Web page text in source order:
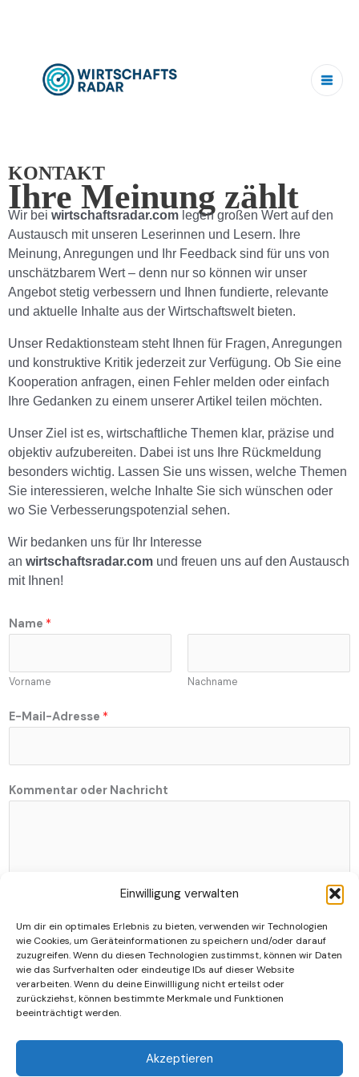
Einwilligung verwalten
Um dir ein optimales Erlebnis zu bieten, verwenden wir Technologien
wie Cookies, um Geräteinformationen zu speichern und/oder darauf
zuzugreifen. Wenn du diesen Technologien zustimmst, können wir Daten
wie das Surfverhalten oder eindeutige IDs auf dieser Website
verarbeiten. Wenn du deine Einwillligung nicht erteilst oder
zurückziehst, können bestimmte Merkmale und Funktionen
beeinträchtigt werden.
Akzeptieren
KONTAKT
Ihre Meinung zählt
Wir bei wirtschaftsradar.com legen großen Wert auf den
Austausch mit unseren Leserinnen und Lesern. Ihre
Meinung, Anregungen und Ihr Feedback sind für uns von
unschätzbarem Wert – denn nur so können wir unser
Angebot stetig verbessern und Ihnen fundierte, relevante
und aktuelle Inhalte aus der Wirtschaftswelt bieten.
Unser Redaktionsteam steht Ihnen für Fragen, Anregungen
und konstruktive Kritik jederzeit zur Verfügung. Ob Sie eine
Kooperation anfragen, einen Fehler melden oder einfach
Ihre Gedanken zu einem unserer Artikel teilen möchten.
Unser Ziel ist es, wirtschaftliche Themen klar, präzise und
objektiv aufzubereiten. Dabei ist uns Ihre Rückmeldung
besonders wichtig. Lassen Sie uns wissen, welche Themen
Sie interessieren, welche Inhalte Sie sich wünschen oder
wo Sie Verbesserungspotenzial sehen.
Wir bedanken uns für Ihr Interesse
an wirtschaftsradar.com und freuen uns auf den Austausch
mit Ihnen!
Name *
Vorname Nachname
N
a
e
N
a
E-Mail-Adresse *
Kommentar oder Nachricht
Absenden
Datenschutzerklärung